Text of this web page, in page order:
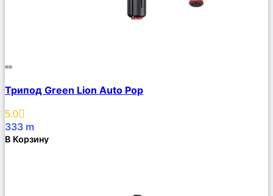
Описание
Избранное
Трипод Green Lion Auto Pop
5.0
333 m
В Корзину